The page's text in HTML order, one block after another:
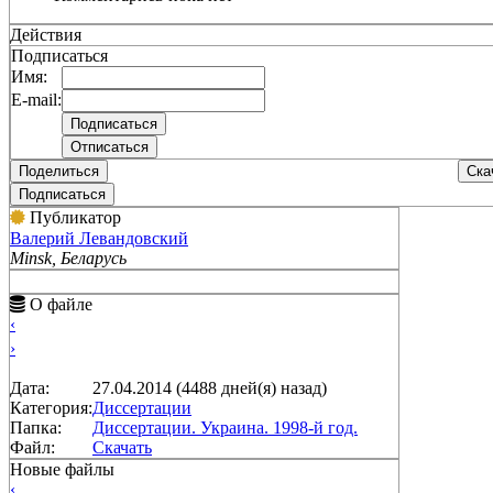
Действия
Подписаться
Имя:
E-mail:
Поделиться
Подписаться
Публикатор
Валерий Левандовский
Minsk, Беларусь
О файле
‹
›
Дата:
27.04.2014 (4488 дней(я) назад)
Категория:Диссертации
Папка:
Диссертации. Украина. 1998-й год.
Файл:
Скачать
Новые файлы
‹